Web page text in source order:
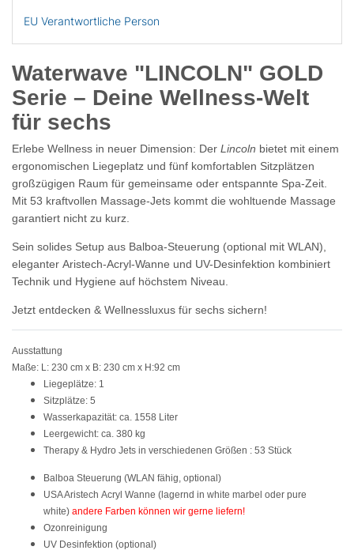
EU Verantwortliche Person
Waterwave "LINCOLN" GOLD
Serie – Deine Wellness-Welt
für sechs
Erlebe Wellness in neuer Dimension: Der Lincoln bietet mit einem
ergonomischen Liegeplatz und fünf komfortablen Sitzplätzen
großzügigen Raum für gemeinsame oder entspannte Spa-Zeit.
Mit 53 kraftvollen Massage-Jets kommt die wohltuende Massage
garantiert nicht zu kurz.
Sein solides Setup aus Balboa-Steuerung (optional mit WLAN),
eleganter Aristech-Acryl-Wanne und UV-Desinfektion kombiniert
Technik und Hygiene auf höchstem Niveau.
Jetzt entdecken & Wellnessluxus für sechs sichern!
Ausstattung
Maße: L: 230 cm x B: 230 cm x H:92 cm
Liegeplätze: 1
Sitzplätze: 5
Wasserkapazität: ca. 1558 Liter
Leergewicht: ca. 380 kg
Therapy & Hydro Jets in verschiedenen Größen : 53 Stück
Balboa Steuerung (WLAN fähig, optional)
USA Aristech Acryl Wanne (lagernd in white marbel oder pure
white) andere Farben können wir gerne liefern!
Ozonreinigung
UV Desinfektion (optional)